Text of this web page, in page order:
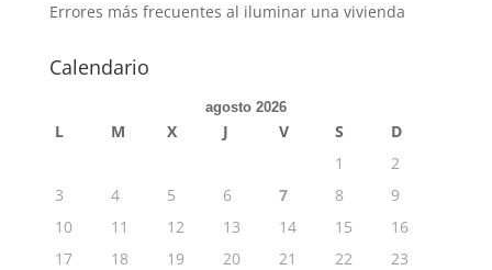
Errores más frecuentes al iluminar una vivienda
Calendario
agosto 2026
L M X J V S
D
1
2
3
4 5 6 7 8
9
10
11 12 13 14 15
16
17
18 19 20 21 22
23